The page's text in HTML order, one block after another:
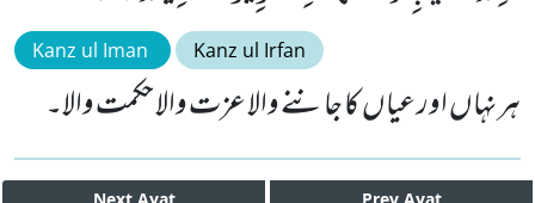
Kanz ul Iman Kanz ul Irfan
ہر نہاں اور عیاں کا جاننے والا عزت والا حکمت والا۔